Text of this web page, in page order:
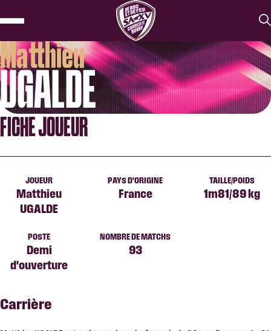
Matthieu
UGALDE
FICHE JOUEUR
JOUEUR
Matthieu
UGALDE
PAYS D'ORIGINE
France
TAILLE/POIDS
1m81/89 kg
POSTE
Demi
d'ouverture
NOMBRE DE MATCHS
93
Carrière